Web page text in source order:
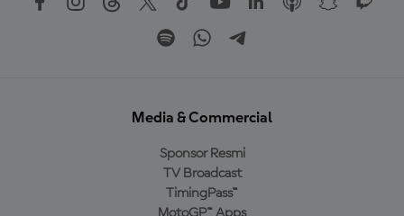
Media & Commercial
Sponsor Resmi
TV Broadcast
TimingPass™